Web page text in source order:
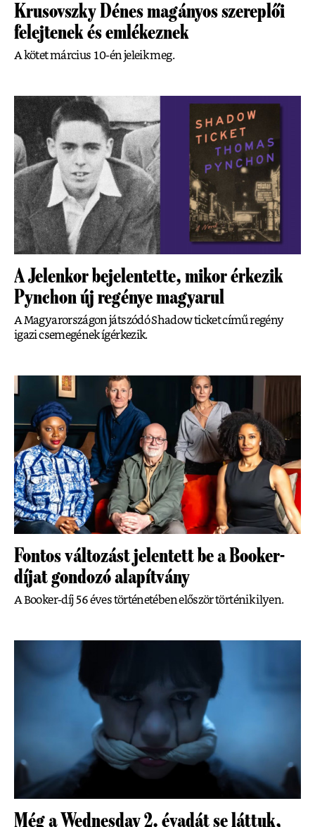
Krusovszky Dénes magányos szereplői
felejtenek és emlékeznek
A kötet március 10-én jeleik meg.
A Jelenkor bejelentette, mikor érkezik
Pynchon új regénye magyarul
A Magyarországon játszódó Shadow ticket című regény
igazi csemegének ígérkezik.
Fontos változást jelentett be a Booker-
díjat gondozó alapítvány
A Booker-díj 56 éves történetében először történik ilyen.
Még a Wednesday 2. évadát se láttuk,